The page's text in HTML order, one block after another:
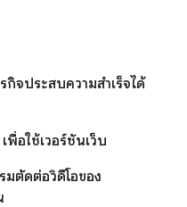
จประสบความสำเร็จได้
อใช้เวอร์ชันเว็บ
มตัดต่อวิดีโอของ